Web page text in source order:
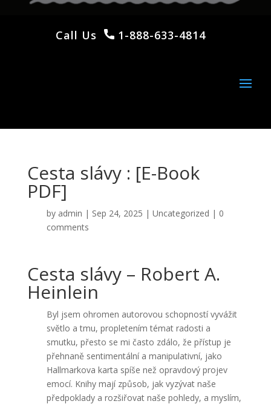
Call Us 1-888-633-4814
Cesta slávy : [E-Book
PDF]
by admin | Sep 24, 2025 | Uncategorized | 0
comments
Cesta slávy – Robert A.
Heinlein
Byl jsem ohromen autorovou schopností vyvážit
světlo a tmu, propletením témat radosti a
smutku, přesto se mi často zdálo, že přístup je
přehnaně sentimentální a manipulativní, jako
Hallmarkova karta spíše než opravdový projev
emocí. Knihy mají způsob, jak vyzývat naše
předpoklady a rozšiřovat naše pohledy, a myslím,